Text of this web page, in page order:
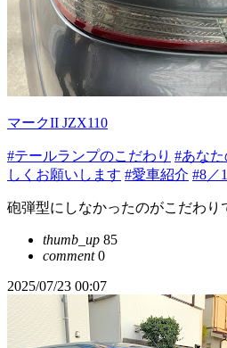
マークII JZX110
#テールランプのこだわり #あな
しくお願いします #愛車紹介 #8／
砲弾型にしなかったのがこだわり
thumb_up 85
comment0
2025/07/23 00:07